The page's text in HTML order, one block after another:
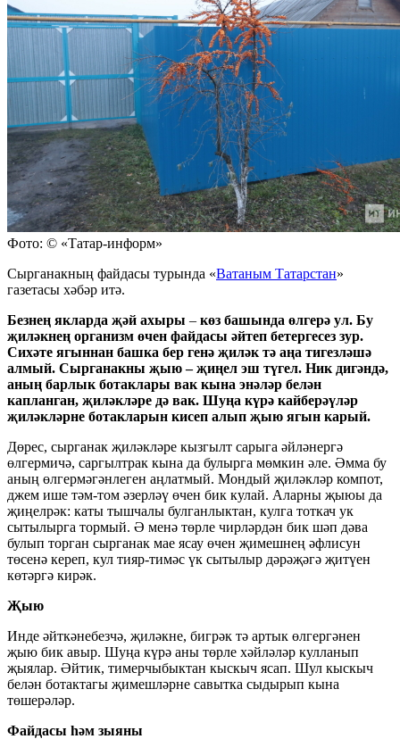
Фото: © «Татар-информ»
Сырганакның файдасы турында «Ватаным Татарстан»
газетасы хәбәр итә.
Безнең якларда җәй ахыры – көз башында өлгерә ул. Бу
җиләкнең организм өчен файдасы әйтеп бетергесез зур.
Сихәте ягыннан башка бер генә җиләк тә аңа тигезләшә
алмый. Сырганакны җыю – җиңел эш түгел. Ник дигәндә,
аның барлык ботаклары вак кына энәләр белән
капланган, җиләкләре дә вак. Шуңа күрә кайберәүләр
җиләкләрне ботакларын кисеп алып җыю ягын карый.
Дөрес, сырганак җиләкләре кызгылт сарыга әйләнергә
өлгермичә, саргылтрак кына да булырга мөмкин әле. Әмма бу
аның өлгермәгәнлеген аңлатмый. Мондый җиләкләр компот,
джем ише тәм-том әзерләү өчен бик кулай. Аларны җыюы да
җиңелрәк: каты тышчалы булганлыктан, кулга тоткач ук
сытылырга тормый. Ә менә төрле чирләрдән бик шәп дәва
булып торган сырганак мае ясау өчен җимешнең әфлисун
төсенә кереп, кул тияр-тимәс үк сытылыр дәрәҗәгә җитүен
көтәргә кирәк.
Җыю
Инде әйткәнебезчә, җиләкне, бигрәк тә артык өлгергәнен
җыю бик авыр. Шуңа күрә аны төрле хәйләләр кулланып
җыялар. Әйтик, тимерчыбыктан кыскыч ясап. Шул кыскыч
белән ботактагы җимешләрне савытка сыдырып кына
төшерәләр.
Файдасы һәм зыяны